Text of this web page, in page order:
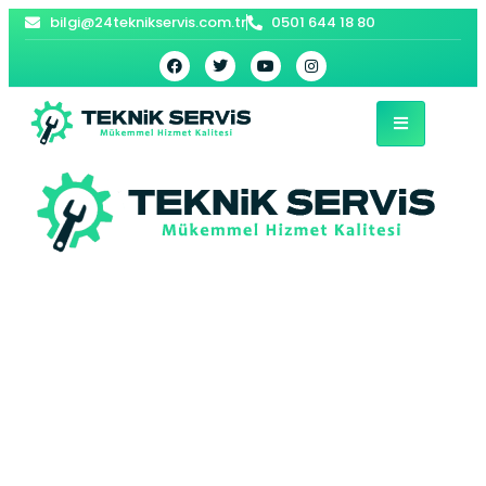
bilgi@24teknikservis.com.tr 0501 644 18 80